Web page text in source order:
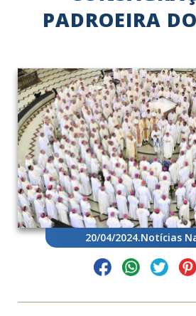
PADROEIRA
20/04/2024.Notícias